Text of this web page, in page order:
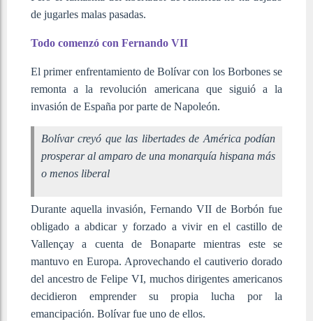
de jugarles malas pasadas.
Todo comenzó con Fernando VII
El primer enfrentamiento de Bolívar con los Borbones se
remonta a la revolución americana que siguió a la
invasión de España por parte de Napoleón.
Bolívar creyó que las libertades de América podían
prosperar al amparo de una monarquía hispana más
o menos liberal
Durante aquella invasión, Fernando VII de Borbón fue
obligado a abdicar y forzado a vivir en el castillo de
Vallençay a cuenta de Bonaparte mientras este se
mantuvo en Europa. Aprovechando el cautiverio dorado
del ancestro de Felipe VI, muchos dirigentes americanos
decidieron emprender su propia lucha por la
emancipación. Bolívar fue uno de ellos.